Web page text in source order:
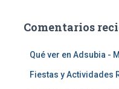
Comentarios
Qué ver en Adsubia -
Fiestas y Actividades